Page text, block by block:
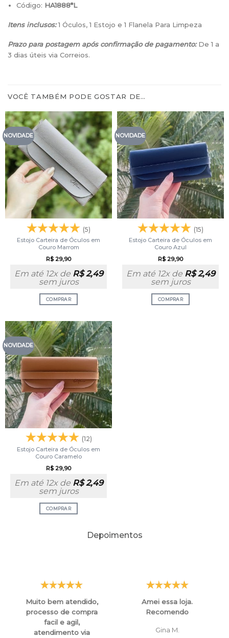
Código: HA1888*L
Itens inclusos:1 Óculos, 1 Estojo e 1 Flanela Para Limpeza
Prazo para postagem após confirmação de pagamento:De 1 a
3 dias úteis via Correios.
VOCÊ TAMBÉM PODE GOSTAR DE…
NOVIDADE
(5)
Estojo Carteira de Óculos em
Couro Marrom
R$29,90
Em até 12x de R$2,49
sem juros
COMPRAR
NOVIDADE
(15)
Estojo Carteira de Óculos em
Couro Azul
R$29,90
Em até 12x de R$2,49
sem juros
COMPRAR
NOVIDADE
(12)
Estojo Carteira de Óculos em
Couro Caramelo
R$29,90
Em até 12x de R$2,49
sem juros
COMPRAR
Depoimentos
Muito bem atendido,
processo de compra
facil e agil,
atendimento via
Amei essa loja.
Recomendo
Gina M.